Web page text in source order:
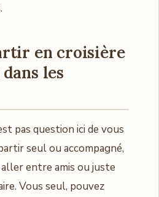
en croisière
les
pas question ici de vous
seul ou accompagné,
aller entre amis ou juste
Vous seul, pouvez